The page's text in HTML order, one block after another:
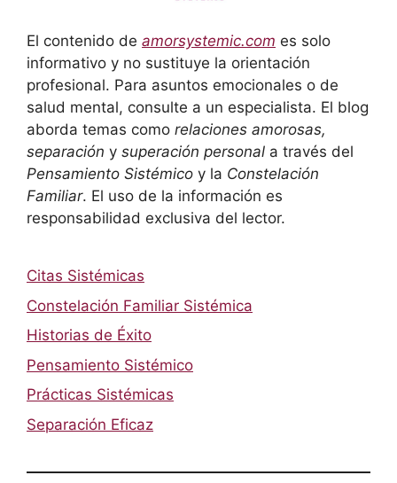
El contenido de amorsystemic.com es solo
informativo y no sustituye la orientación
profesional. Para asuntos emocionales o de
salud mental, consulte a un especialista. El blog
aborda temas como relaciones amorosas,
separación y superación personal a través del
Pensamiento Sistémico y la Constelación
Familiar. El uso de la información es
responsabilidad exclusiva del lector.
Citas Sistémicas
Constelación Familiar Sistémica
Historias de Éxito
Pensamiento Sistémico
Prácticas Sistémicas
Separación Eficaz